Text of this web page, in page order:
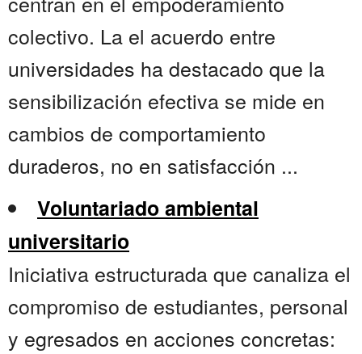
colectivo. La el acuerdo entre
universidades ha destacado que la
sensibilización efectiva se mide en
cambios de comportamiento
duraderos, no en satisfacción ...
Voluntariado ambiental
universitario
Iniciativa estructurada que canaliza el
compromiso de estudiantes, personal
y egresados en acciones concretas: